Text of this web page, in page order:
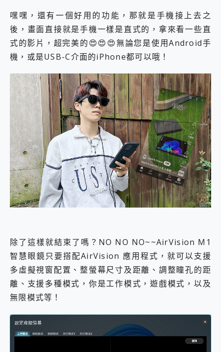
嘿嘿，還有一個好用的功能，那就是手機接上去之
後，畫面直接就是手機一樣是直式的，拿來看一些直
式的影片，超完美的😍😍😍無論您是使用Android手
機，或是USB-C介面的iPhone都可以哦！
除了這樣就結束了嗎？NO NO NO~~AirVision M1
智慧眼鏡只要搭配AirVision 應用程式，就可以支援
多虛擬視窗配置、整螢幕尺寸及距離、調整瞳孔的距
離、支援多種模式，你是工作模式，遊戲模式，以及
無限模式等！